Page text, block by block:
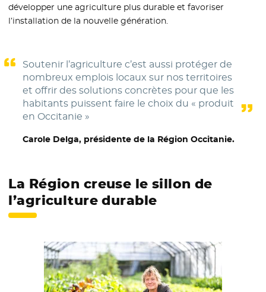
développer une agriculture plus durable et favoriser
l’installation de la nouvelle génération.
Soutenir l’agriculture c’est aussi protéger de
nombreux emplois locaux sur nos territoires
et offrir des solutions concrètes pour que les
habitants puissent faire le choix du « produit
en Occitanie »
Carole Delga, présidente de la Région Occitanie.
La Région creuse le sillon de
l’agriculture durable